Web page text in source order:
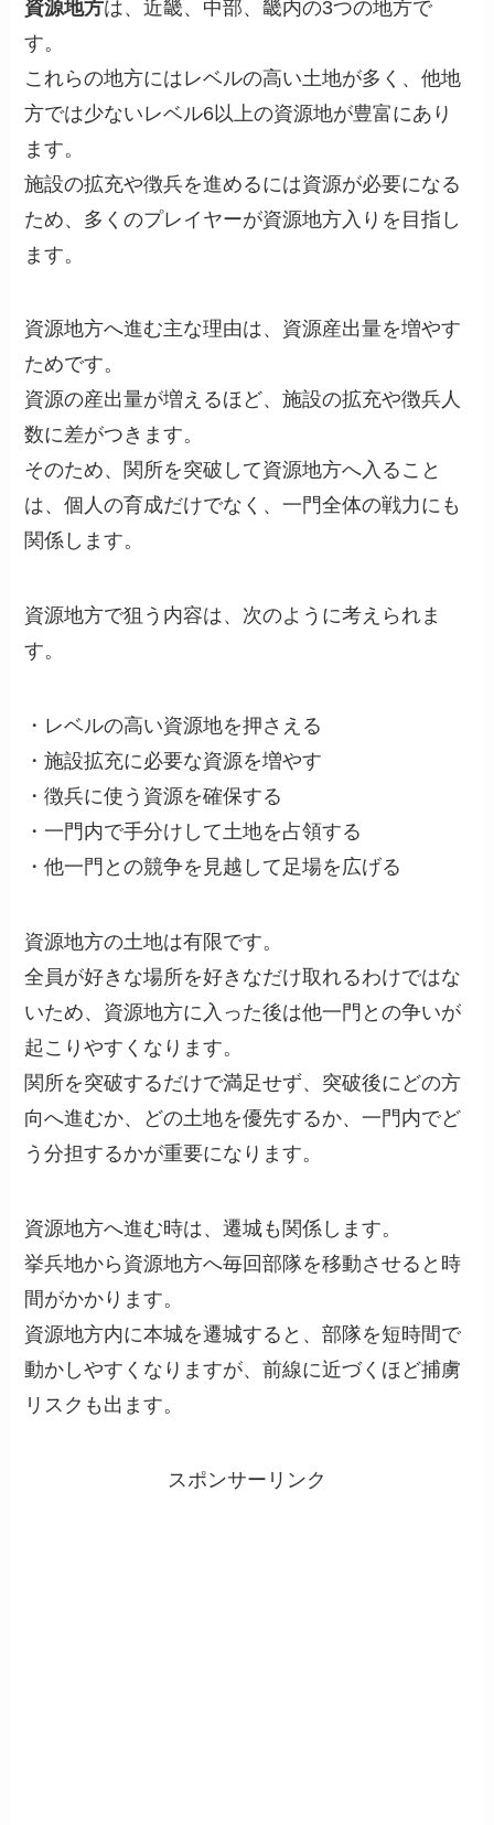
資源地方は、近畿、中部、畿内の3つの地方で
す。
これらの地方にはレベルの高い土地が多く、他地
方では少ないレベル6以上の資源地が豊富にあり
ます。
施設の拡充や徴兵を進めるには資源が必要になる
ため、多くのプレイヤーが資源地方入りを目指し
ます。
資源地方へ進む主な理由は、資源産出量を増やす
ためです。
資源の産出量が増えるほど、施設の拡充や徴兵人
数に差がつきます。
そのため、関所を突破して資源地方へ入ること
は、個人の育成だけでなく、一門全体の戦力にも
関係します。
資源地方で狙う内容は、次のように考えられま
す。
・レベルの高い資源地を押さえる
・施設拡充に必要な資源を増やす
・徴兵に使う資源を確保する
・一門内で手分けして土地を占領する
・他一門との競争を見越して足場を広げる
資源地方の土地は有限です。
全員が好きな場所を好きなだけ取れるわけではな
いため、資源地方に入った後は他一門との争いが
起こりやすくなります。
関所を突破するだけで満足せず、突破後にどの方
向へ進むか、どの土地を優先するか、一門内でど
う分担するかが重要になります。
資源地方へ進む時は、遷城も関係します。
挙兵地から資源地方へ毎回部隊を移動させると時
間がかかります。
資源地方内に本城を遷城すると、部隊を短時間で
動かしやすくなりますが、前線に近づくほど捕虜
リスクも出ます。
スポンサーリンク